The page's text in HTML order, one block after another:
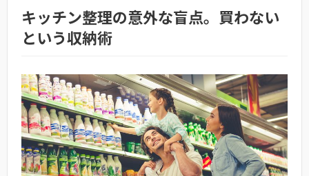
キッチン整理の意外な盲点。買わない
という収納術